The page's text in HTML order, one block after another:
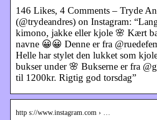
146 Likes, 4 Comments – Tryde
(@trydeandres) on Instagram:
kimono, jakke eller kjole 🌸 Kært
navne 😀😀 Denne er fra
Helle har stylet den lukket som
bukser under 🌸 Bukserne er fra
til 1200kr. Rigtig god torsdag”
http s://www.instagram.com › …